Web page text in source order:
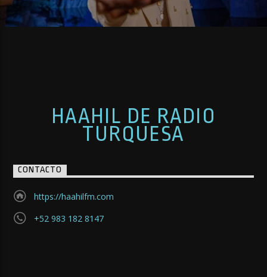
HAAHIL DE RADIO
TURQUESA
CONTACTO
https://haahilfm.com
+52 983 182 8147